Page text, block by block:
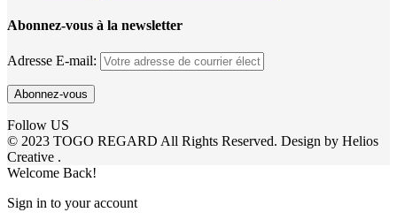
Abonnez-vous à la newsletter
Adresse E-mail:
Follow US
© 2023 TOGO REGARD All Rights Reserved. Design by Helios
Creative .
Welcome Back!
Sign in to your account